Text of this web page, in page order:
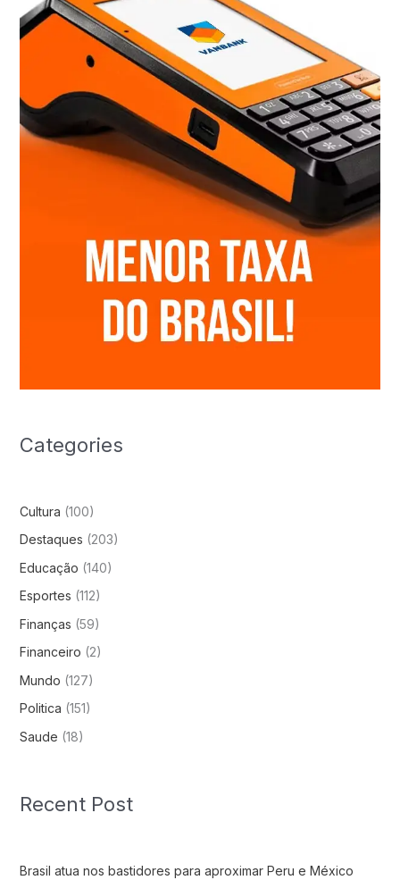
Categories
Cultura (100)
Destaques (203)
Educação (140)
Esportes (112)
Finanças (59)
Financeiro (2)
Mundo (127)
Politica (151)
Saude (18)
Recent Post
Brasil atua nos bastidores para aproximar Peru e México